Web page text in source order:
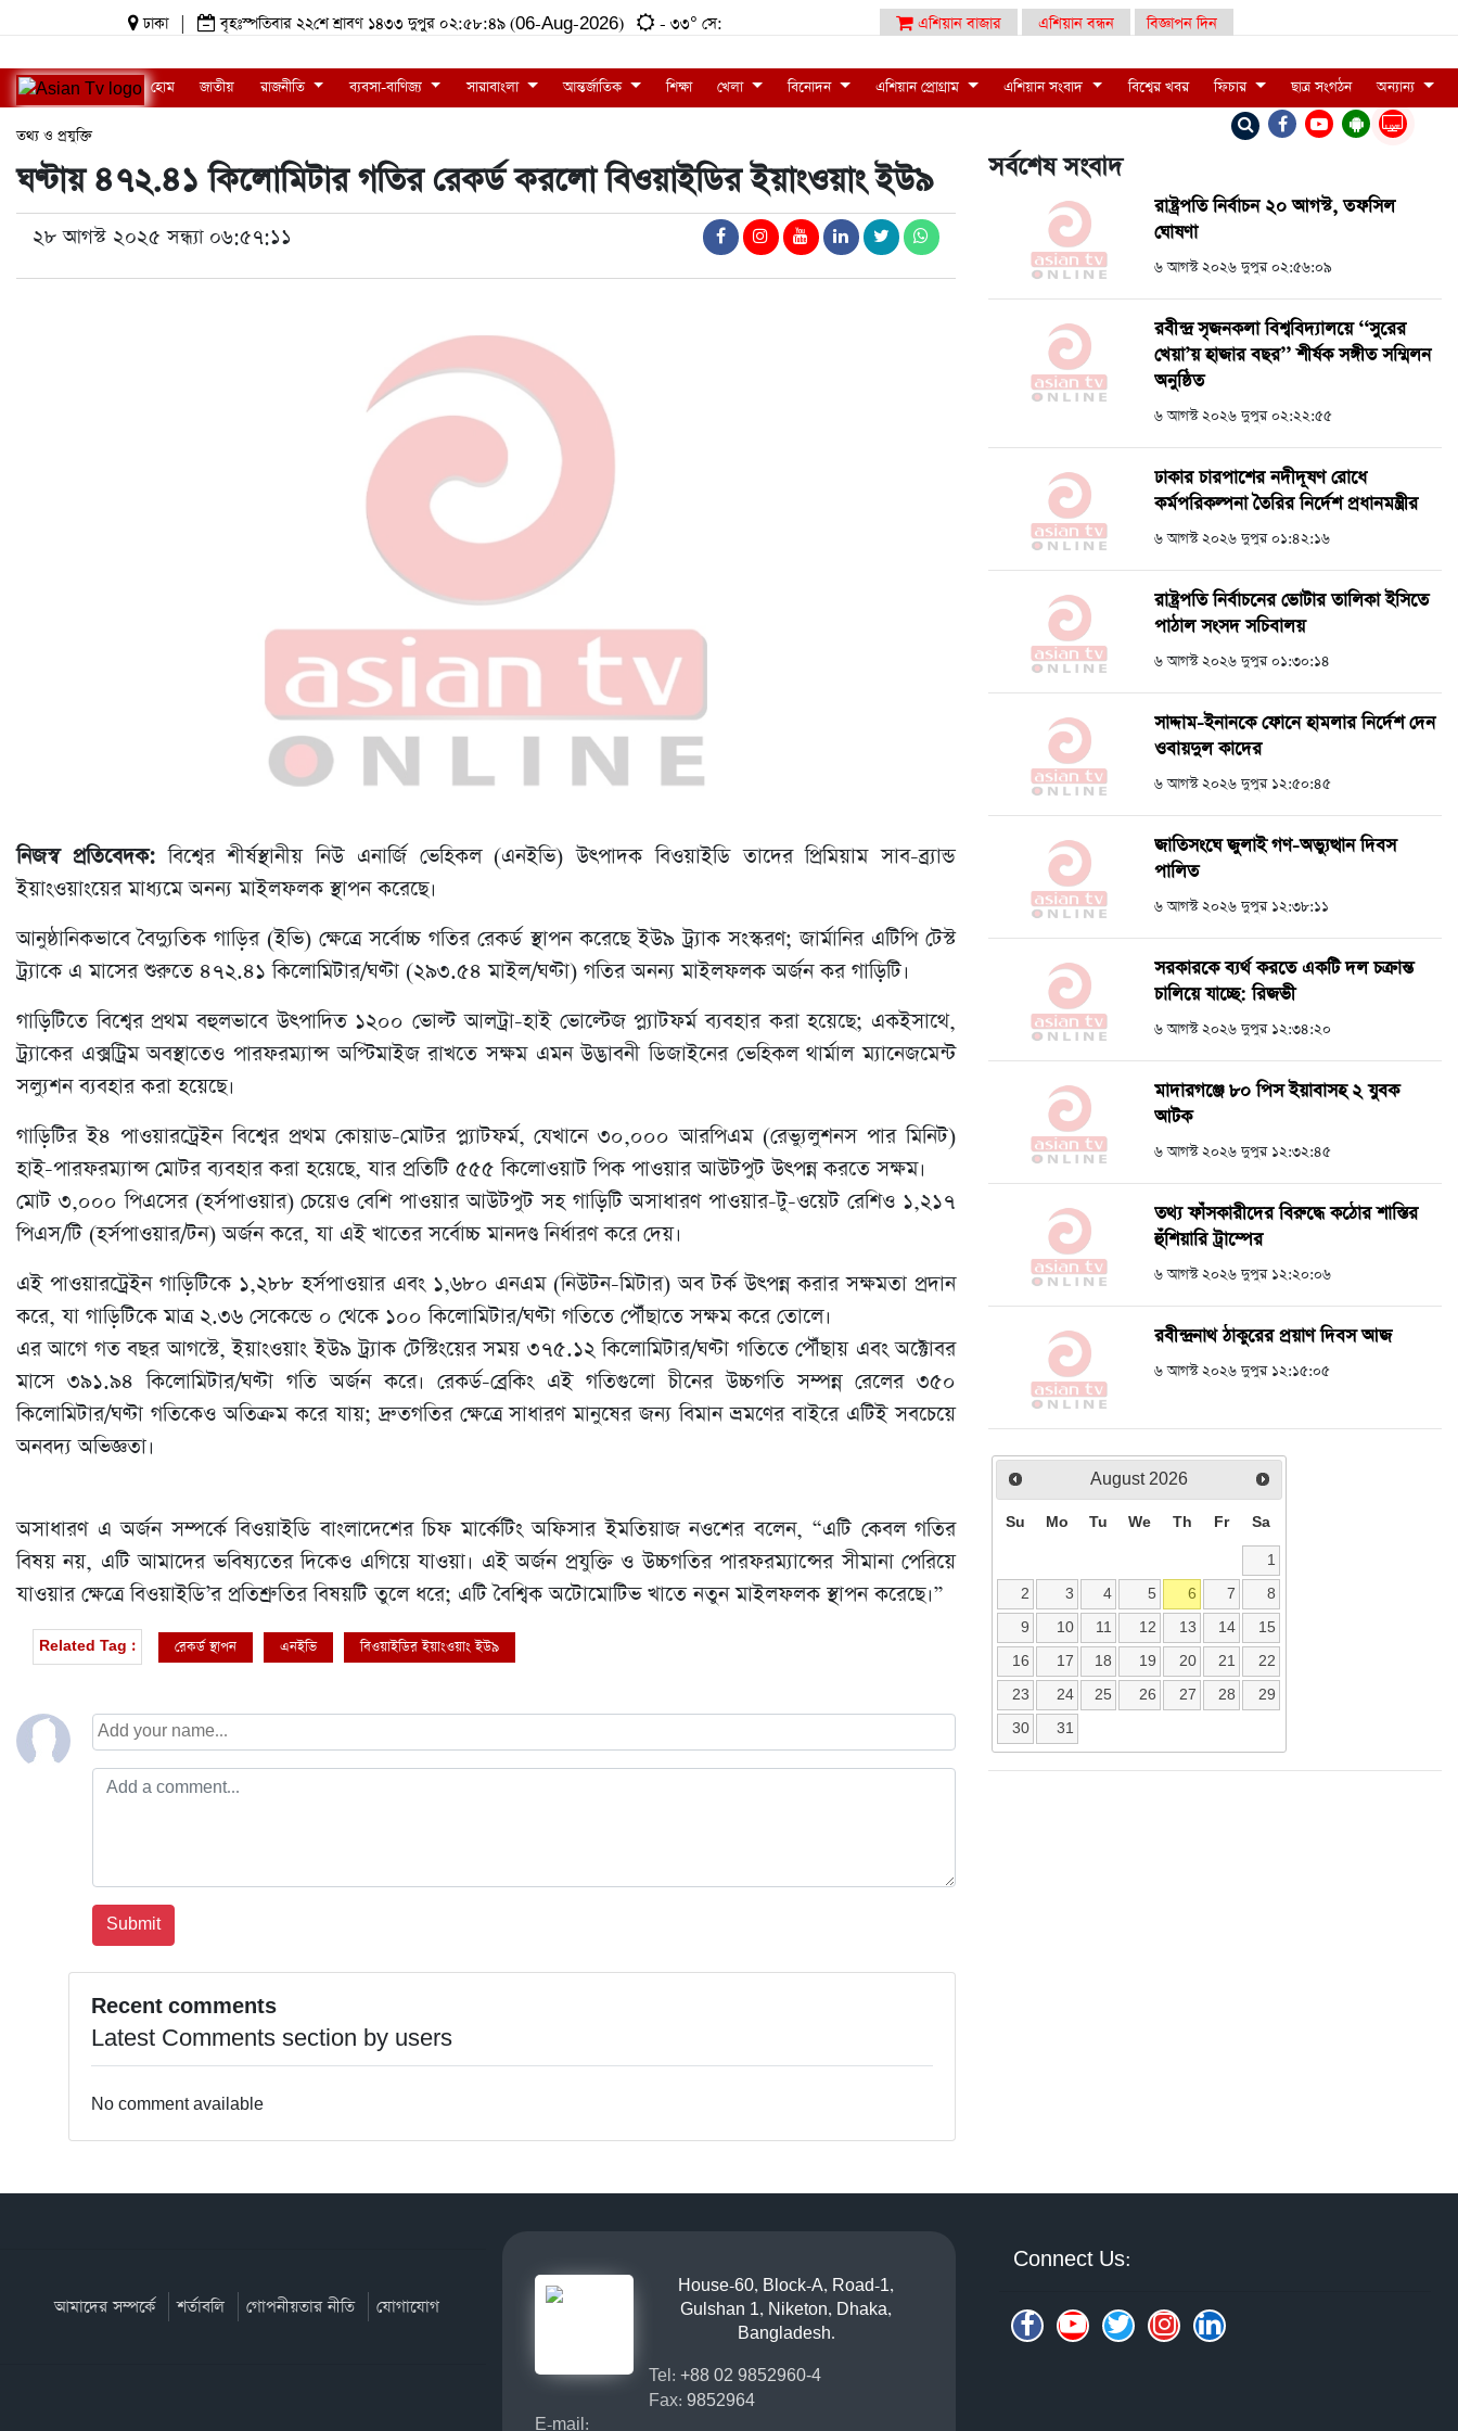
ঢাকা বৃহঃস্পতিবার ২২শে শ্রাবণ ১৪৩৩ দুপুর ০২:৫৮:৪৯ (06-Aug-2026) - ৩৩° সে: এশিয়ান বাজার এশিয়ান বন্ধন বিজ্ঞাপন দিন
LIVE
হোম জাতীয় রাজনীতি ব্যবসা-বাণিজ্য সারাবাংলা আন্তর্জাতিক শিক্ষা খেলা বিনোদন এশিয়ান প্রোগ্রাম এশিয়ান সংবাদ বিশ্বের খবর ফিচার ছাত্র সংগঠন অন্যান্য
তথ্য ও প্রযুক্তি
ঘণ্টায় ৪৭২.৪১ কিলোমিটার গতির রেকর্ড করলো বিওয়াইডির ইয়াংওয়াং ইউ৯
২৮ আগস্ট ২০২৫ সন্ধ্যা ০৬:৫৭:১১
নিজস্ব প্রতিবেদক:বিশ্বের শীর্ষস্থানীয় নিউ এনার্জি ভেহিকল (এনইভি) উৎপাদক বিওয়াইডি তাদের প্রিমিয়াম সাব-ব্র্যান্ড
ইয়াংওয়াংয়ের মাধ্যমে অনন্য মাইলফলক স্থাপন করেছে।
আনুষ্ঠানিকভাবে বৈদ্যুতিক গাড়ির (ইভি) ক্ষেত্রে সর্বোচ্চ গতির রেকর্ড স্থাপন করেছে ইউ৯ ট্র্যাক সংস্করণ; জার্মানির এটিপি টেস্ট
ট্র্যাকে এ মাসের শুরুতে ৪৭২.৪১ কিলোমিটার/ঘণ্টা (২৯৩.৫৪ মাইল/ঘণ্টা) গতির অনন্য মাইলফলক অর্জন কর গাড়িটি।
গাড়িটিতে বিশ্বের প্রথম বহুলভাবে উৎপাদিত ১২০০ ভোল্ট আলট্রা-হাই ভোল্টেজ প্ল্যাটফর্ম ব্যবহার করা হয়েছে; একইসাথে,
ট্র্যাকের এক্সট্রিম অবস্থাতেও পারফরম্যান্স অপ্টিমাইজ রাখতে সক্ষম এমন উদ্ভাবনী ডিজাইনের ভেহিকল থার্মাল ম্যানেজমেন্ট
সল্যুশন ব্যবহার করা হয়েছে।
গাড়িটির ই৪ পাওয়ারট্রেইন বিশ্বের প্রথম কোয়াড-মোটর প্ল্যাটফর্ম, যেখানে ৩০,০০০ আরপিএম (রেভ্যুলুশনস পার মিনিট)
হাই-পারফরম্যান্স মোটর ব্যবহার করা হয়েছে, যার প্রতিটি ৫৫৫ কিলোওয়াট পিক পাওয়ার আউটপুট উৎপন্ন করতে সক্ষম।
মোট ৩,০০০ পিএসের (হর্সপাওয়ার) চেয়েও বেশি পাওয়ার আউটপুট সহ গাড়িটি অসাধারণ পাওয়ার-টু-ওয়েট রেশিও ১,২১৭
পিএস/টি (হর্সপাওয়ার/টন) অর্জন করে, যা এই খাতের সর্বোচ্চ মানদণ্ড নির্ধারণ করে দেয়।
এই পাওয়ারট্রেইন গাড়িটিকে ১,২৮৮ হর্সপাওয়ার এবং ১,৬৮০ এনএম (নিউটন-মিটার) অব টর্ক উৎপন্ন করার সক্ষমতা প্রদান
করে, যা গাড়িটিকে মাত্র ২.৩৬ সেকেন্ডে ০ থেকে ১০০ কিলোমিটার/ঘণ্টা গতিতে পৌঁছাতে সক্ষম করে তোলে।
এর আগে গত বছর আগস্টে, ইয়াংওয়াং ইউ৯ ট্র্যাক টেস্টিংয়ের সময় ৩৭৫.১২ কিলোমিটার/ঘণ্টা গতিতে পৌঁছায় এবং অক্টোবর
মাসে ৩৯১.৯৪ কিলোমিটার/ঘণ্টা গতি অর্জন করে। রেকর্ড-ব্রেকিং এই গতিগুলো চীনের উচ্চগতি সম্পন্ন রেলের ৩৫০
কিলোমিটার/ঘণ্টা গতিকেও অতিক্রম করে যায়; দ্রুতগতির ক্ষেত্রে সাধারণ মানুষের জন্য বিমান ভ্রমণের বাইরে এটিই সবচেয়ে
অনবদ্য অভিজ্ঞতা।
অসাধারণ এ অর্জন সম্পর্কে বিওয়াইডি বাংলাদেশের চিফ মার্কেটিং অফিসার ইমতিয়াজ নওশের বলেন, “এটি কেবল গতির
বিষয় নয়, এটি আমাদের ভবিষ্যতের দিকেও এগিয়ে যাওয়া। এই অর্জন প্রযুক্তি ও উচ্চগতির পারফরম্যান্সের সীমানা পেরিয়ে
যাওয়ার ক্ষেত্রে বিওয়াইডি’র প্রতিশ্রুতির বিষয়টি তুলে ধরে; এটি বৈশ্বিক অটোমোটিভ খাতে নতুন মাইলফলক স্থাপন করেছে।”
Related Tag : রেকর্ড স্থাপন এনইভি বিওয়াইডির ইয়াংওয়াং ইউ৯
Recent comments
Latest Comments section by users
No comment available
সর্বশেষ সংবাদ
রাষ্ট্রপতি নির্বাচন ২০ আগস্ট, তফসিল
ঘোষণা
৬ আগস্ট ২০২৬ দুপুর ০২:৫৬:০৯
রবীন্দ্র সৃজনকলা বিশ্ববিদ্যালয়ে ‘‘সুরের
খেয়া’য় হাজার বছর’’ শীর্ষক সঙ্গীত সম্মিলন
অনুষ্ঠিত
৬ আগস্ট ২০২৬ দুপুর ০২:২২:৫৫
ঢাকার চারপাশের নদীদূষণ রোধে
কর্মপরিকল্পনা তৈরির নির্দেশ প্রধানমন্ত্রীর
৬ আগস্ট ২০২৬ দুপুর ০১:৪২:১৬
রাষ্ট্রপতি নির্বাচনের ভোটার তালিকা ইসিতে
পাঠাল সংসদ সচিবালয়
৬ আগস্ট ২০২৬ দুপুর ০১:৩০:১৪
সাদ্দাম-ইনানকে ফোনে হামলার নির্দেশ দেন
ওবায়দুল কাদের
৬ আগস্ট ২০২৬ দুপুর ১২:৫০:৪৫
জাতিসংঘে জুলাই গণ-অভ্যুত্থান দিবস
পালিত
৬ আগস্ট ২০২৬ দুপুর ১২:৩৮:১১
সরকারকে ব্যর্থ করতে একটি দল চক্রান্ত
চালিয়ে যাচ্ছে: রিজভী
৬ আগস্ট ২০২৬ দুপুর ১২:৩৪:২০
মাদারগঞ্জে ৮০ পিস ইয়াবাসহ ২ যুবক
আটক
৬ আগস্ট ২০২৬ দুপুর ১২:৩২:৪৫
তথ্য ফাঁসকারীদের বিরুদ্ধে কঠোর শাস্তির
হুঁশিয়ারি ট্রাম্পের
৬ আগস্ট ২০২৬ দুপুর ১২:২০:০৬
রবীন্দ্রনাথ ঠাকুরের প্রয়াণ দিবস আজ
৬ আগস্ট ২০২৬ দুপুর ১২:১৫:০৫
August 2026
Su Mo Tu We Th Fr Sa
1
2
3 4 5 6 7
8
9
10 11 12 13 14
15
16
17 18 19 20 21
22
23
24 25 26 27 28
29
30
31
আমাদের সম্পর্কে শর্তাবলি গোপনীয়তার নীতি যোগাযোগ
House-60, Block-A, Road-1,
Gulshan 1, Niketon, Dhaka,
Bangladesh.
Tel: +88 02 9852960-4
Fax: 9852964
E-mail:
Connect Us: